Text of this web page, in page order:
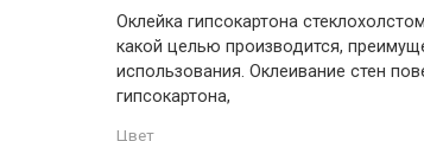
Оклейка гипсокартона
какой целью производится,
использования. Оклеивание стен
гипсокартона,
Цвет